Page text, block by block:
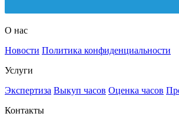
О нас
Новости Политика конфиденциальности
Услуги
Экспертиза Выкуп часов Оценка часов
Контакты